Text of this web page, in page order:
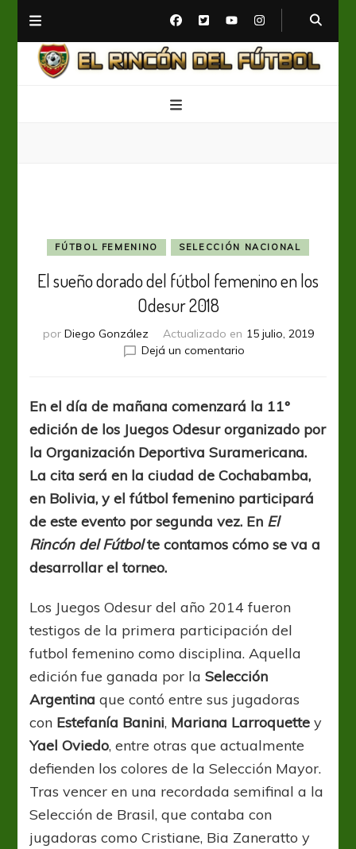
FÚTBOL FEMENINO SELECCIÓN NACIONAL
El sueño dorado del fútbol femenino en los
Odesur 2018
por Diego González Actualizado en 15 julio, 2019
Dejá un comentarioen
dorado
del
fútbol
femenino
en
los
Odesur
2018
En el día de mañana comenzará la 11°
edición de los Juegos Odesur organizado por
la Organización Deportiva Suramericana.
La cita será en la ciudad de Cochabamba,
en Bolivia, y el fútbol femenino participará
de este evento por segunda vez. En El
Rincón del Fútbolte contamos cómo se va a
desarrollar el torneo.
Los Juegos Odesur del año 2014 fueron
testigos de la primera participación del
futbol femenino como disciplina. Aquella
edición fue ganada por laSelección
Argentina que contó entre sus jugadoras
con Estefanía Banini, Mariana Larroquette y
Yael Oviedo, entre otras que actualmente
defienden los colores de la Selección Mayor.
Tras vencer en una recordada semifinal a la
Selección de Brasil, que contaba con
jugadoras como Cristiane, Bia Zaneratto y